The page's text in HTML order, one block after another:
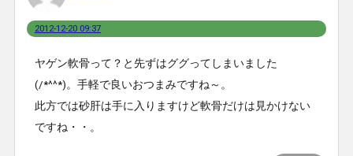
2012-12-20 09:37
ヤゲン軟骨って？と先ずはググってしまいました
(/*^^*)。手軽で良いおつまみですね～。
此方では砂肝は手に入りますけど軟骨だけは見かけない
ですね・・。